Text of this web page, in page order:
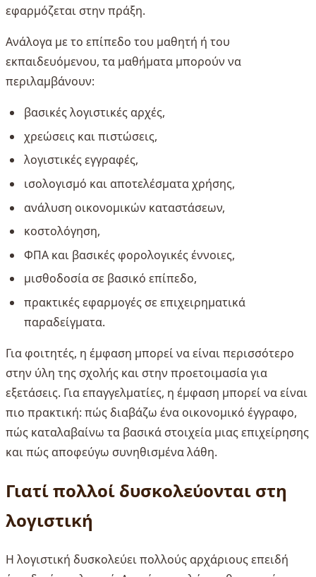
εφαρμόζεται στην πράξη.
Ανάλογα με το επίπεδο του μαθητή ή του
εκπαιδευόμενου, τα μαθήματα μπορούν να
περιλαμβάνουν:
βασικές λογιστικές αρχές,
χρεώσεις και πιστώσεις,
λογιστικές εγγραφές,
ισολογισμό και αποτελέσματα χρήσης,
ανάλυση οικονομικών καταστάσεων,
κοστολόγηση,
ΦΠΑ και βασικές φορολογικές έννοιες,
μισθοδοσία σε βασικό επίπεδο,
πρακτικές εφαρμογές σε επιχειρηματικά
παραδείγματα.
Για φοιτητές, η έμφαση μπορεί να είναι περισσότερο
στην ύλη της σχολής και στην προετοιμασία για
εξετάσεις. Για επαγγελματίες, η έμφαση μπορεί να είναι
πιο πρακτική: πώς διαβάζω ένα οικονομικό έγγραφο,
πώς καταλαβαίνω τα βασικά στοιχεία μιας επιχείρησης
και πώς αποφεύγω συνηθισμένα λάθη.
Γιατί πολλοί δυσκολεύονται στη
λογιστική
Η λογιστική δυσκολεύει πολλούς αρχάριους επειδή